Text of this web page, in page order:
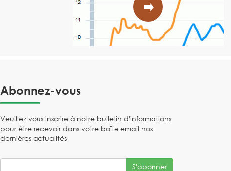
Abonnez-vous
Veuillez vous inscrire à notre bulletin d'informations
pour être recevoir dans votre boîte email nos
dernières actualités
S'abonner